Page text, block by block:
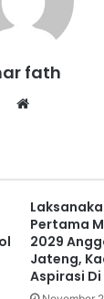
fath
Pertama
2029
Jateng,
Aspirasi